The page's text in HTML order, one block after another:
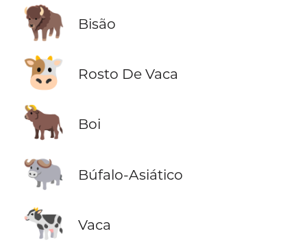
🦬 Bisão
🐮 Rosto De Vaca
🐂 Boi
🐃 Búfalo-Asiático
🐄 Vaca